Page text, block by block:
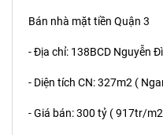
Bán nhà mặt tiền Quận 3
- Địa chỉ: 138BCD Nguyễn
- Diện tích CN: 327m2 (
- Giá bán: 300 tỷ ( 917tr/